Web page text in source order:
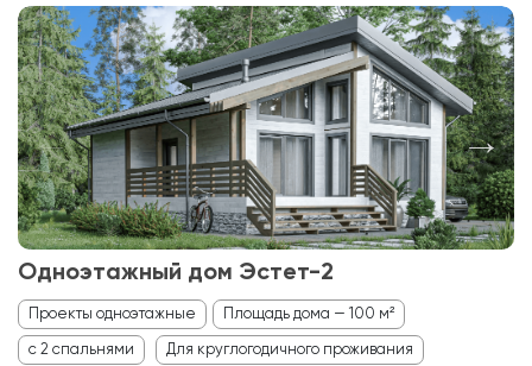
Одноэтажный дом Эстет-2
Проекты одноэтажные Площадь дома — 100 м²
с 2 спальнями Для круглогодичного проживания